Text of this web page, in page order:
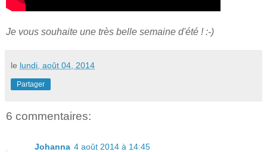
Je vous souhaite une très belle semaine d'été ! :-)
le lundi, août 04, 2014
Partager
6 commentaires:
Johanna 4 août 2014 à 14:45